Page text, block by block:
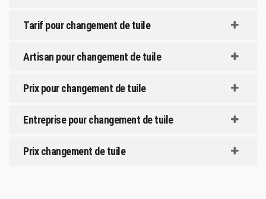
Tarif pour changement de tuile
Artisan pour changement de tuile
Prix pour changement de tuile
Entreprise pour changement de tuile
Prix changement de tuile